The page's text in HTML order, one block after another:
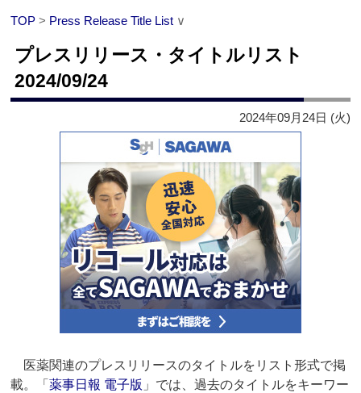
TOP > Press Release Title List ∨
プレスリリース・タイトルリスト
2024/09/24
2024年09月24日 (火)
医薬関連のプレスリリースのタイトルをリスト形式で掲
載。「薬事日報 電子版 」では、過去のタイトルをキーワー